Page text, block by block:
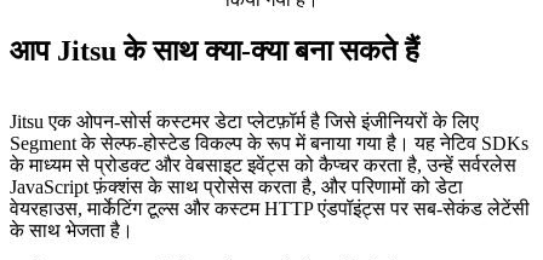
आप Jitsu के साथ क्या-क्या बना सकते हैं
Jitsu एक ओपन-सोर्स कस्टमर डेटा प्लेटफ़ॉर्म है जिसे इंजीनियरों के लिए
Segment के सेल्फ-होस्टेड विकल्प के रूप में बनाया गया है। यह नेटिव SDKs
के माध्यम से प्रोडक्ट और वेबसाइट इवेंट्स को कैप्चर करता है, उन्हें सर्वरलेस
JavaScript फ़ंक्शंस के साथ प्रोसेस करता है, और परिणामों को डेटा
वेयरहाउस, मार्केटिंग टूल्स और कस्टम HTTP एंडपॉइंट्स पर सब-सेकंड लेटेंसी
के साथ भेजता है।